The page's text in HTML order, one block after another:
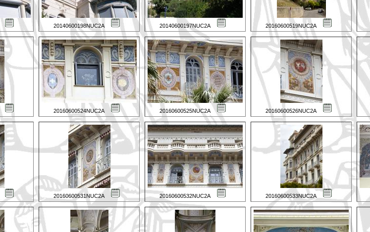
20140600198NUC2A 20140600197NUC2A 20160600519NUC2A
20160600524NUC2A 20160600525NUC2A 20160600526NUC2A
20160600531NUC2A 20160600532NUC2A 20160600533NUC2A